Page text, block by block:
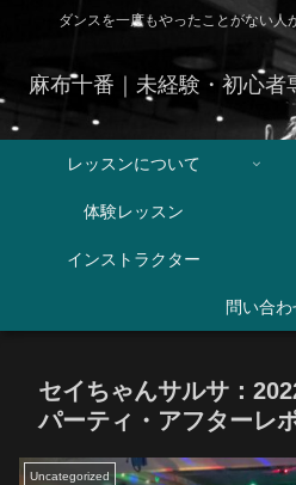
ダンスを一度もやったことがない人
麻布十番｜未経験・初心者
レッスンについて
体験レッスン
インストラクター
問い合わ
セイちゃんサルサ：
パーティ・アフターレ
Uncategorized